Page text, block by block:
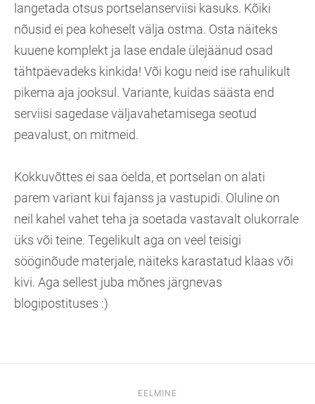
langetada otsus portselanserviisi kasuks. Kõiki
nõusid ei pea koheselt välja ostma. Osta näiteks
kuuene komplekt ja lase endale ülejäänud osad
tähtpäevadeks kinkida! Või kogu neid ise rahulikult
pikema aja jooksul. Variante, kuidas säästa end
serviisi sagedase väljavahetamisega seotud
peavalust, on mitmeid.
Kokkuvõttes ei saa öelda, et portselan on alati
parem variant kui fajanss ja vastupidi. Oluline on
neil kahel vahet teha ja soetada vastavalt olukorrale
üks või teine. Tegelikult aga on veel teisigi
sööginõude materjale, näiteks karastatud klaas või
kivi. Aga sellest juba mõnes järgnevas
blogipostituses :)
EELMINE